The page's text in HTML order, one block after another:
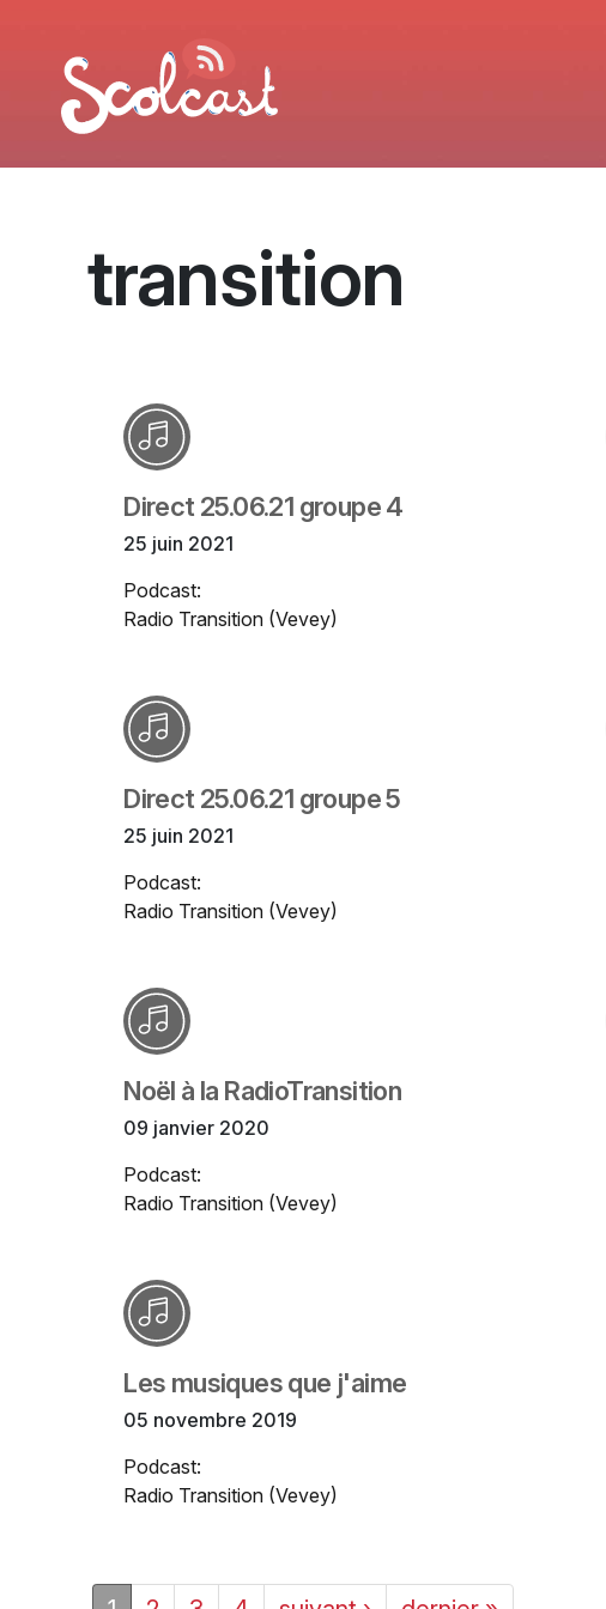
transition
Direct 25.06.21 groupe 4
25 juin 2021
Podcast:
Radio Transition (Vevey)
Direct 25.06.21 groupe 5
25 juin 2021
Podcast:
Radio Transition (Vevey)
Noël à la RadioTransition
09 janvier 2020
Podcast:
Radio Transition (Vevey)
Les musiques que j'aime
05 novembre 2019
Podcast:
Radio Transition (Vevey)